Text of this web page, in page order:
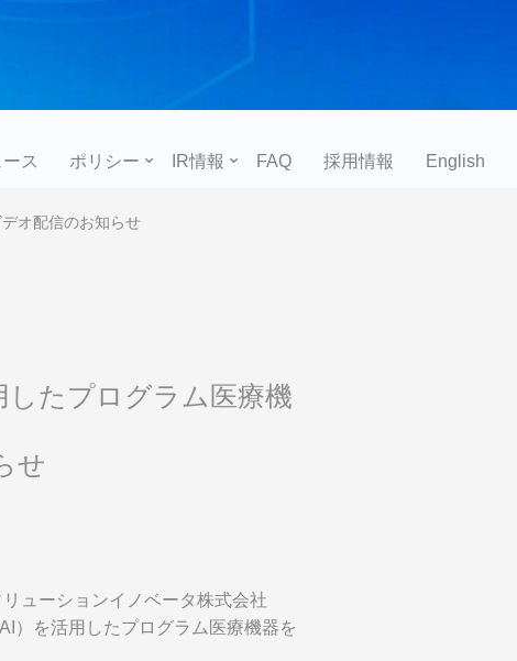
ス ポリシー IR情報 FAQ 採用情報 English
オ配信のお知らせ
したプログラム医療機
せ
ューションイノベータ株式会社
）を活用したプログラム医療機器を